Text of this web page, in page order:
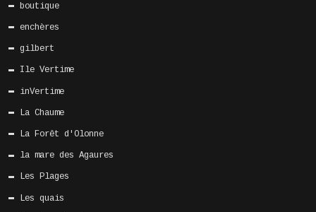
boutique
enchères
gilbert
Ile Vertime
inVertime
La Chaume
La Forêt d'Olonne
la mare des Agaures
Les Plages
Les quais